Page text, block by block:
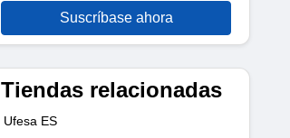
Suscríbase ahora
Tiendas relacionadas
Ufesa ES